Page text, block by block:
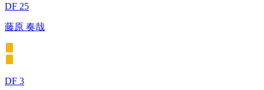
DF 25
藤原 奏哉
DF 3